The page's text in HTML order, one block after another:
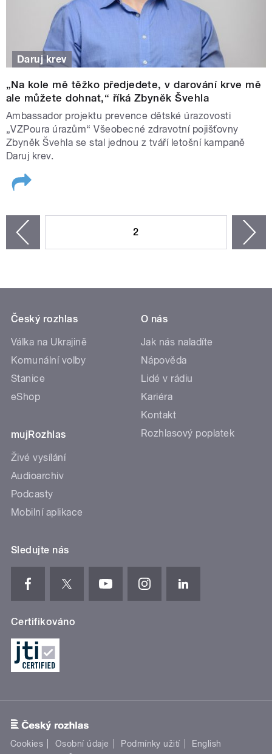
Daruj krev
„Na kole mě těžko předjedete, v darování krve mě
ale můžete dohnat,“ říká Zbyněk Švehla
Ambassador projektu prevence dětské úrazovosti
„VZPoura úrazům“ Všeobecné zdravotní pojišťovny
Zbyněk Švehla se stal jednou z tváří letošní kampaně
Daruj krev.
2
Český rozhlas
Válka na Ukrajině
Komunální volby
Stanice
eShop
mujRozhlas
Živé vysílání
Audioarchiv
Podcasty
Mobilní aplikace
O nás
Jak nás naladíte
Nápověda
Lidé v rádiu
Kariéra
Kontakt
Rozhlasový poplatek
Sledujte nás
Certifikováno
Cookies Osobní údaje Podmínky užití
English